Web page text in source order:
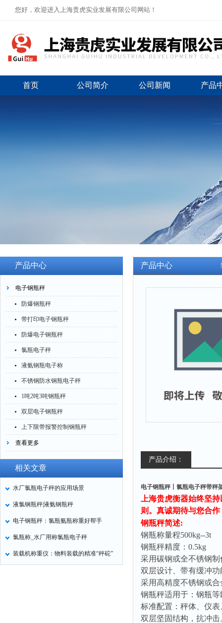
您好，欢迎进入上海贵虎实业发展有限公司网站！
首页 公司简介 公司新闻 产品
产品中心
电子钢瓶秤
防爆钢瓶秤
带打印电子钢瓶秤
防爆电子钢瓶秤
氯瓶电子秤
液氨钢瓶电子称
不锈钢防水钢瓶电子秤
1吨2吨3吨钢瓶秤
双层电子钢瓶秤
上下限带报警控制钢瓶秤
查看更多
相关文章
水厂氯瓶电子秤的应用场景
液氯钢瓶秤|液氨钢瓶秤
电子钢瓶秤：氯瓶氨瓶称重好帮手
氯瓶称_水厂用称氯瓶电子秤
装载机称重仪：物料装载的精准“秤砣”
产品中心
产品介绍：
电子钢瓶秤丨氯瓶电子秤带秤
上海贵虎衡器始终坚
则。真诚期待与您合
钢瓶秤简述:
钢瓶称量程500kg--3t
钢瓶秤精度： 0.5kg
采用碳钢或全不锈钢制
双层设计、带有缓冲
采用高精度不锈钢或
钢瓶秤适用于：钢瓶
标准配置：秤体、仪表
双层坚固结构，抗冲击